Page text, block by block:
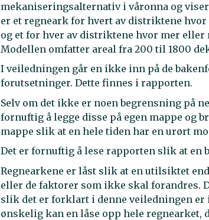
mekaniseringsalternativ i våronna og
er et regneark for hvert av distriktene
og et for hver av distriktene hvor mer eller
Modellen omfatter areal fra 200 til 1800
I veiledningen går en ikke inn på de
forutsetninger. Dette finnes i rapporten.
Selv om det ikke er noen begrensning på
fornuftig å legge disse på egen mappe og
mappe slik at en hele tiden har en urørt
Det er fornuftig å lese rapporten slik at en
Regnearkene er låst slik at en utilsiktet
eller de faktorer som ikke skal forandres.
slik det er forklart i denne veiledningen
ønskelig kan en låse opp hele regnearket,